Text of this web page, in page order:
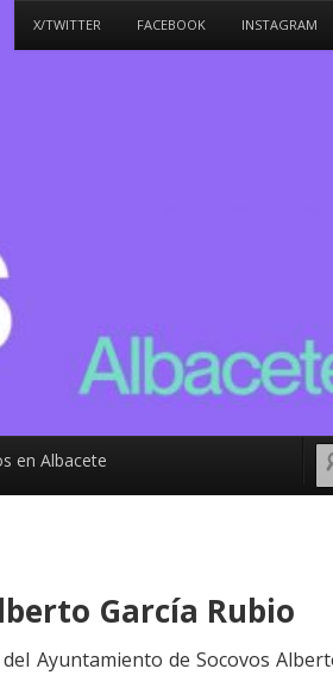
X/TWITTER FACEBOOK INSTAGRAM
en Albacete
García Rubio
Ayuntamiento de Socovos